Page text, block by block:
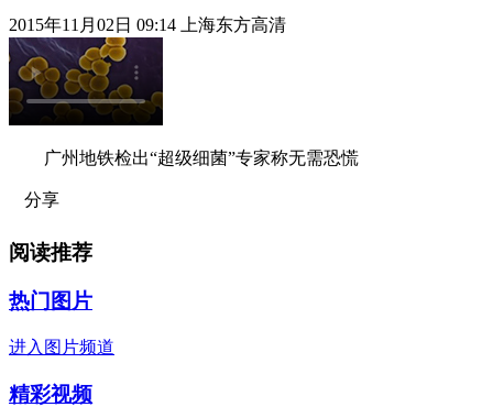
2015年11月02日 09:14 上海东方高清
广州地铁检出“超级细菌”专家称无需恐慌
分享
阅读推荐
热门图片
进入图片频道
精彩视频